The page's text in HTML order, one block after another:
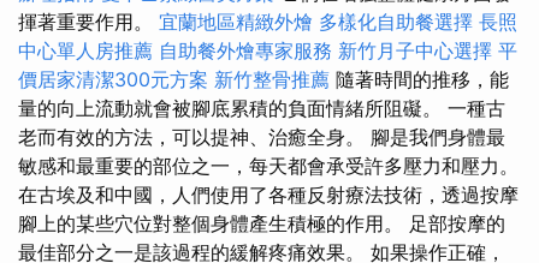
揮著重要作用。 宜蘭地區精緻外燴 多樣化自助餐選擇 長照
中心單人房推薦 自助餐外燴專家服務 新竹月子中心選擇 平
價居家清潔300元方案 新竹整骨推薦 隨著時間的推移，能
量的向上流動就會被腳底累積的負面情緒所阻礙。 一種古
老而有效的方法，可以提神、治癒全身。 腳是我們身體最
敏感和最重要的部位之一，每天都會承受許多壓力和壓力。
在古埃及和中國，人們使用了各種反射療法技術，透過按摩
腳上的某些穴位對整個身體產生積極的作用。 足部按摩的
最佳部分之一是該過程的緩解疼痛效果。 如果操作正確，